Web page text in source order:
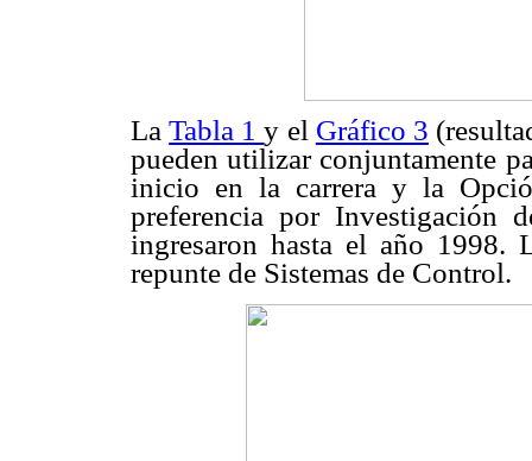
LaTabla 1y el Gráfico 3
pueden utilizar conjuntamente
inicio en la carrera y la
preferencia por Investigación
ingresaron hasta el año 1998.
repunte de Sistemas de Control.